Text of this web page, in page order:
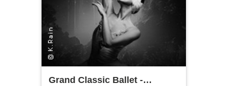
Grand Classic Ballet -